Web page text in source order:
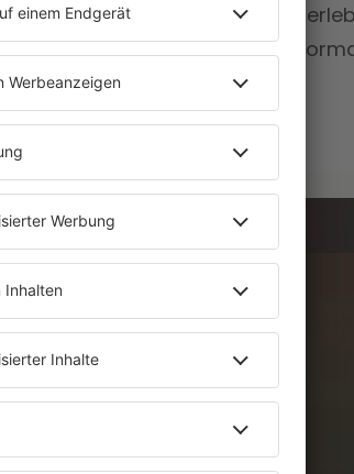
großen Bühnen in Deutschland
zahlreichen TV- und Youtube-